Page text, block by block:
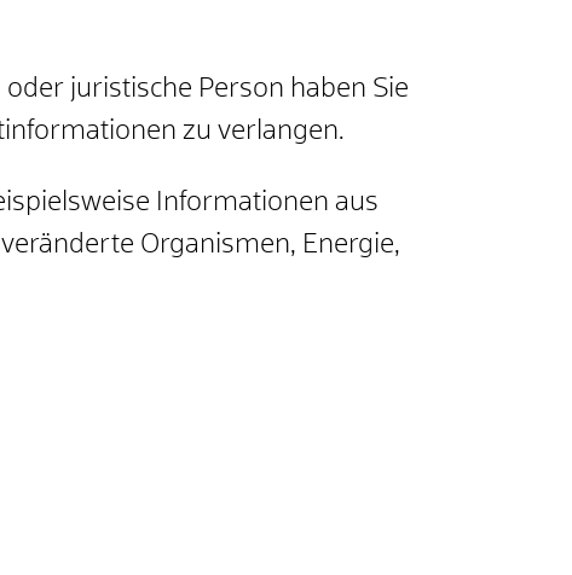
juristische Person haben Sie
zu verlangen.
Informationen aus
Organismen, Energie,